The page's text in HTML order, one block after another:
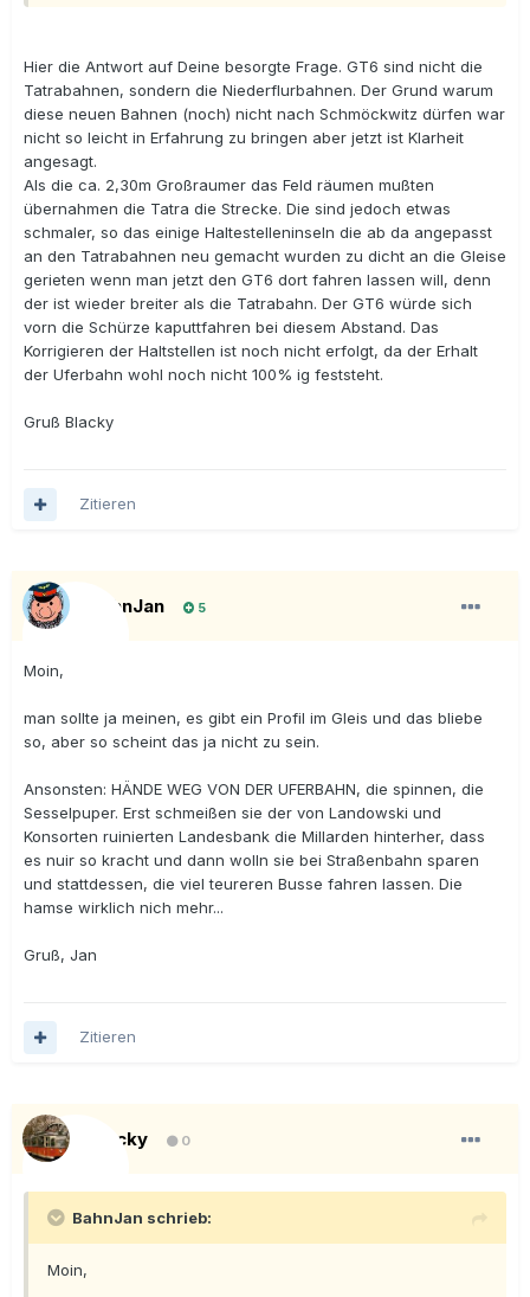
Hier die Antwort auf Deine besorgte Frage. GT6 sind nicht die
Tatrabahnen, sondern die Niederflurbahnen. Der Grund warum
diese neuen Bahnen (noch) nicht nach Schmöckwitz dürfen war
nicht so leicht in Erfahrung zu bringen aber jetzt ist Klarheit
angesagt.
Als die ca. 2,30m Großraumer das Feld räumen mußten
übernahmen die Tatra die Strecke. Die sind jedoch etwas
schmaler, so das einige Haltestelleninseln die ab da angepasst
an den Tatrabahnen neu gemacht wurden zu dicht an die Gleise
gerieten wenn man jetzt den GT6 dort fahren lassen will, denn
der ist wieder breiter als die Tatrabahn. Der GT6 würde sich
vorn die Schürze kaputtfahren bei diesem Abstand. Das
Korrigieren der Haltstellen ist noch nicht erfolgt, da der Erhalt
der Uferbahn wohl noch nicht 100% ig feststeht.
Gruß Blacky
Zitieren
BahnJan 5
Moin,
man sollte ja meinen, es gibt ein Profil im Gleis und das bliebe
so, aber so scheint das ja nicht zu sein.
Ansonsten: HÄNDE WEG VON DER UFERBAHN, die spinnen, die
Sesselpuper. Erst schmeißen sie der von Landowski und
Konsorten ruinierten Landesbank die Millarden hinterher, dass
es nuir so kracht und dann wolln sie bei Straßenbahn sparen
und stattdessen, die viel teureren Busse fahren lassen. Die
hamse wirklich nich mehr...
Gruß, Jan
Zitieren
Blacky 0
BahnJan schrieb:
Moin,